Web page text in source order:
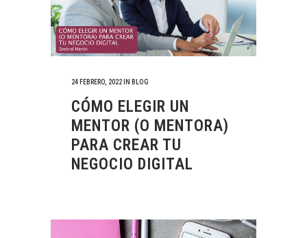
24 FEBRERO, 2022 IN BLOG
CÓMO ELEGIR UN
MENTOR (O MENTORA)
PARA CREAR TU
NEGOCIO DIGITAL